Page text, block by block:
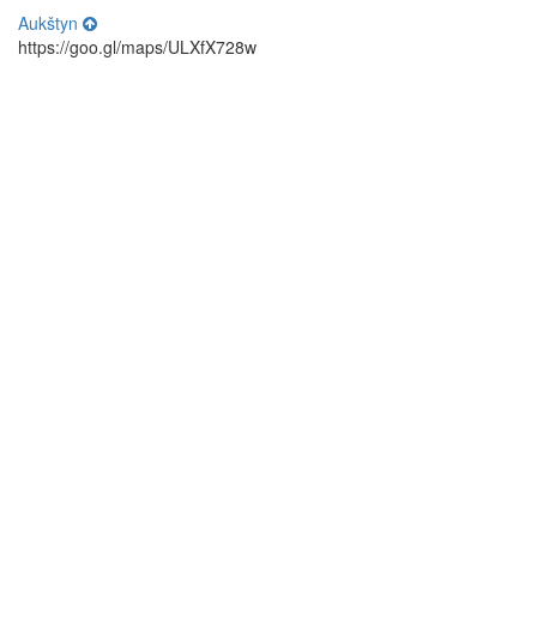
Aukštyn
https://goo.gl/maps/ULXfX728w